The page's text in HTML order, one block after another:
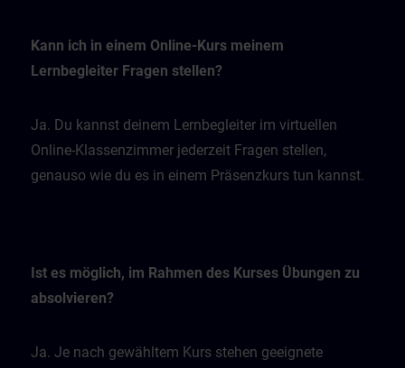
Kann ich in einem Online-Kurs meinem
Lernbegleiter Fragen stellen?
Ja. Du kannst deinem Lernbegleiter im virtuellen
Online-Klassenzimmer jederzeit Fragen stellen,
genauso wie du es in einem Präsenzkurs tun kannst.
Ist es möglich, im Rahmen des Kurses Übungen zu
absolvieren?
Ja. Je nach gewähltem Kurs stehen geeignete